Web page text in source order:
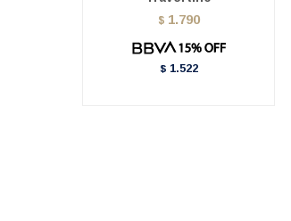
$ 1.790
$ 1.522